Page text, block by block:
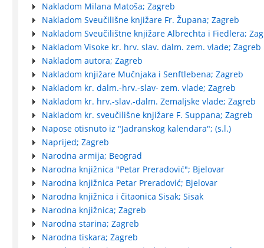
Nakladom Milana Matoša; Zagreb
Nakladom Sveučilišne knjižare Fr. Župana; Zagreb
Nakladom Sveučilištne knjižare Albrechta i Fiedlera;
Nakladom Visoke kr. hrv. slav. dalm. zem. vlade; Zagreb
Nakladom autora; Zagreb
Nakladom knjižare Mučnjaka i Senftlebena; Zagreb
Nakladom kr. dalm.-hrv.-slav- zem. vlade; Zagreb
Nakladom kr. hrv.-slav.-dalm. Zemaljske vlade; Zagreb
Nakladom kr. sveučilišne knjižare F. Suppana; Zagreb
Napose otisnuto iz "Jadranskog kalendara"; (s.l.)
Naprijed; Zagreb
Narodna armija; Beograd
Narodna knjižnica "Petar Preradović"; Bjelovar
Narodna knjižnica Petar Preradović; Bjelovar
Narodna knjižnica i čitaonica Sisak; Sisak
Narodna knjižnica; Zagreb
Narodna starina; Zagreb
Narodna tiskara; Zagreb